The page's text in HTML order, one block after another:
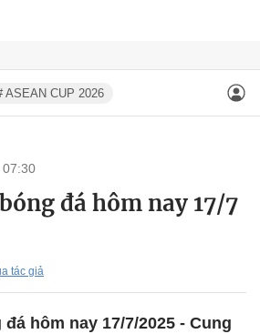
ASEAN CUP 2026
07:30
đá hôm nay 17/7
tác giả
hôm nay 17/7/2025 - Cung